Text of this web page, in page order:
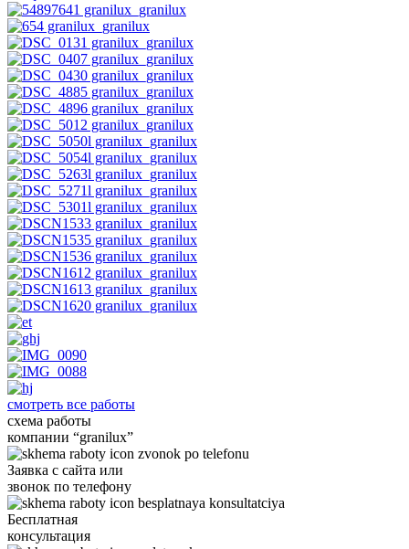
смотреть все работы
схема работы
компании “granilux”
Заявка с сайта или
звонок по телефону
Бесплатная
консультация